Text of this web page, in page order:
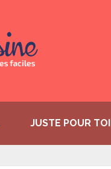
JUSTE POUR TOI